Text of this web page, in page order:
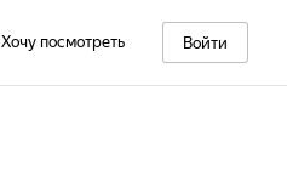
Хочу посмотреть Войти